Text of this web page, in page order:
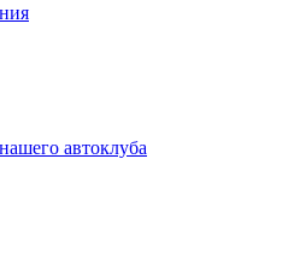
автоклуба